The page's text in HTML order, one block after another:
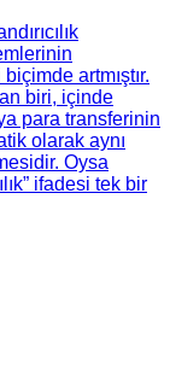
artmıştır.
biri, içinde
para transferinin
olarak aynı
Oysa
ifadesi tek bir